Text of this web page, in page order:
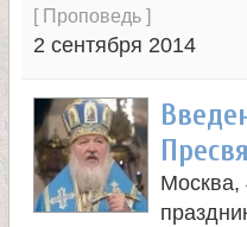
л
я
П
[ Проповедь ]
2 сентября 2014
Москва,